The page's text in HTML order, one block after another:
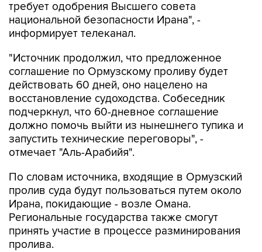
требует одобрения Высшего совета
национальной безопасности Ирана", -
информирует телеканал.
"Источник продолжил, что предложенное
соглашение по Ормузскому проливу будет
действовать 60 дней, оно нацелено на
восстановление судоходства. Собеседник
подчеркнул, что 60-дневное соглашение
должно помочь выйти из нынешнего тупика и
запустить технические переговоры", -
отмечает "Аль-Арабийя".
По словам источника, входящие в Ормузский
пролив суда будут пользоваться путем около
Ирана, покидающие - возле Омана.
Региональные государства также смогут
принять участие в процессе разминирования
пролива.